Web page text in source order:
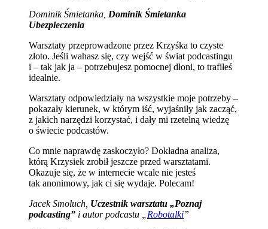
Dominik Śmietanka, Dominik Śmietanka
Ubezpieczenia
Warsztaty przeprowadzone przez Krzyśka to czyste
złoto. Jeśli wahasz się, czy wejść w świat podcastingu
i – tak jak ja – potrzebujesz pomocnej dłoni, to trafiłeś
idealnie.
Warsztaty odpowiedziały na wszystkie moje potrzeby –
pokazały kierunek, w którym iść, wyjaśniły jak zacząć,
z jakich narzędzi korzystać, i dały mi rzetelną wiedzę
o świecie podcastów.
Co mnie naprawdę zaskoczyło? Dokładna analiza,
którą Krzysiek zrobił jeszcze przed warsztatami.
Okazuje się, że w internecie wcale nie jesteś
tak anonimowy, jak ci się wydaje. Polecam!
Jacek Smoluch, Uczestnik warsztatu „Poznaj
podcasting” i autor podcastu „ Robotalki”